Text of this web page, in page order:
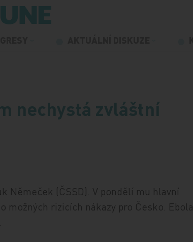
nechystá zvláštní
Němeček (ČSSD). V pondělí mu hlavní
možných rizicích nákazy pro Česko. Ebola